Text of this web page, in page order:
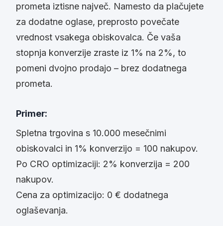
prometa iztisne največ. Namesto da plačujete
za dodatne oglase, preprosto povečate
vrednost vsakega obiskovalca. Če vaša
stopnja konverzije zraste iz 1% na 2%, to
pomeni dvojno prodajo – brez dodatnega
prometa.
Primer:
Spletna trgovina s 10.000 mesečnimi
obiskovalci in 1% konverzijo = 100 nakupov.
Po CRO optimizaciji: 2% konverzija = 200
nakupov.
Cena za optimizacijo: 0 € dodatnega
oglaševanja.